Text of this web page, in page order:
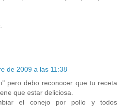
de 2009 a las 11:38
pero debo reconocer que tu receta
que estar deliciosa.
el conejo por pollo y todos